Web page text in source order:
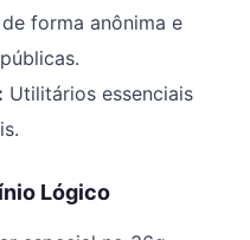
forma anônima e
Utilitários essenciais
Lógico